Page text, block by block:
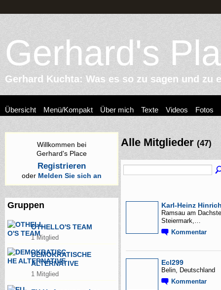
Gerhard's
Gerhard Kuchta: Was es so zu sagen und zu
Übersicht Menü/Kompakt Über mich Texte Videos Fotos
Willkommen bei
Gerhard's Place
Registrieren
oder Melden Sie sich an
Gruppen
OTHELLO'S TEAM
1 Mitglied
DEMOKRATISCHE
ALTERNATIVE
1 Mitglied
Alle Mitglieder(47)
Karl-Heinz
Ramsau am
Steiermark,…
Kommentar
Ecl299
Belin, Deutschland
Kommentar